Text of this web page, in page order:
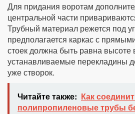
Для придания воротам
центральной части
Трубный материал режется под
предполагается каркас с
стоек должна быть равна высоте
устанавливаемые перекладины
уже створок.
Читайте также: Как
полипропиленовые трубы